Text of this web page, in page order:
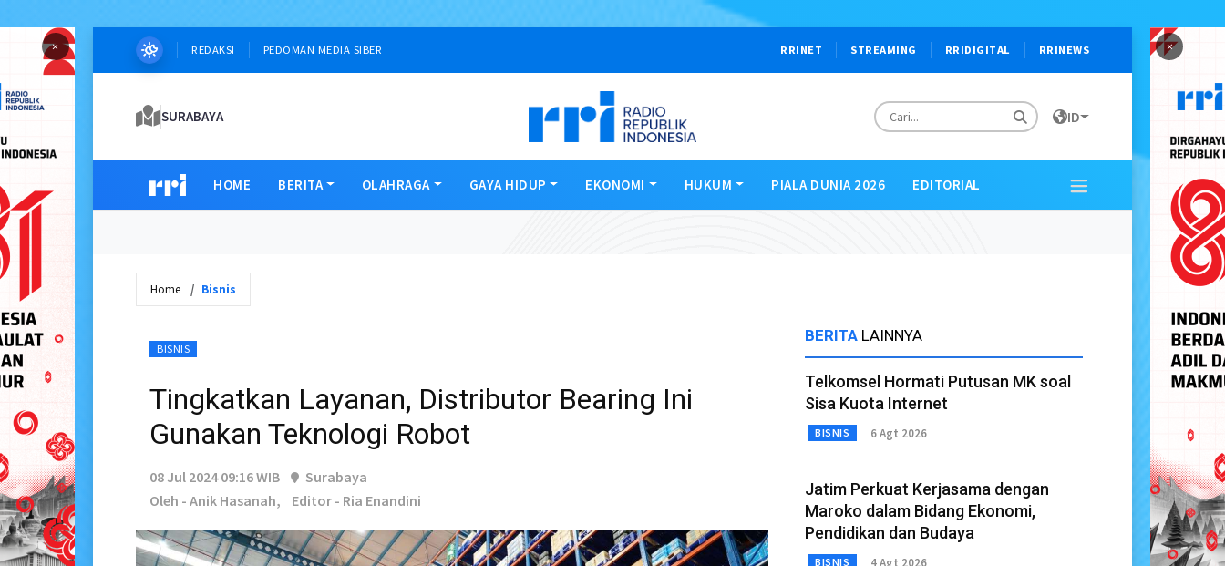
× ×
REDAKSI PEDOMAN MEDIA SIBER RRINET STREAMING RRIDIGITAL RRINEWS
SURABAYA ID
HOME BERITA OLAHRAGA GAYA HIDUP EKONOMI HUKUM PIALA DUNIA 2026 EDITORIAL
Home Bisnis
BISNIS
Tingkatkan Layanan, Distributor Bearing Ini
Gunakan Teknologi Robot
08 Jul 2024 09:16 WIB
Surabaya
Oleh - Anik Hasanah,
Editor - Ria Enandini
BERITA LAINNYA
Telkomsel Hormati Putusan MK soal
Sisa Kuota Internet
BISNIS 6 Agt 2026
Jatim Perkuat Kerjasama dengan
Maroko dalam Bidang Ekonomi,
Pendidikan dan Budaya
BISNIS 4 Agt 2026